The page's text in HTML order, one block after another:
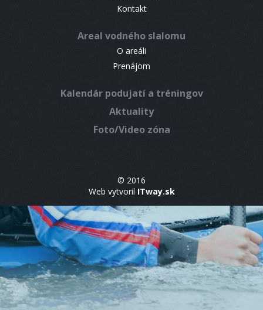
Kontakt
Areal vodného slalomu
O areáli
Prenájom
Kalendár podujatí a tréningov
Aktuality
Foto/Video zóna
© 2016
Web vytvoril ITway.sk